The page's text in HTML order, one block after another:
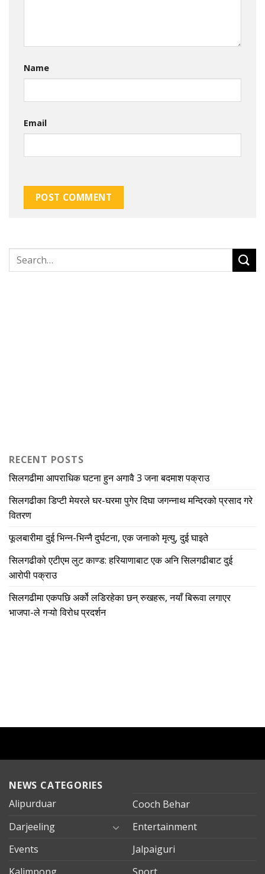
Name
Email
RECENT POSTS
सिलगढीमा आपराधिक घटना हुन अगावै 3 जना बदमाश पक्राउ
सिलगढीका डिप्टी मेयरले घर-घरमा पुगेर दिघा जगन्नाथ मन्दिरको प्रसाद गरे
वितरण
फूलबारीमा दुई भिन्न-भिन्नै दुर्घटना, एक जनाको मृत्यु, दुई घाइते
सिलगढीको एटीएम लुट काण्ड: हरियाणाबाट एक अनि सिलगढीबाट दुई
आरोपी पक्राउ
सिलगढीमा एकपछि अर्को लडिरहेका छन् रुखहरू, नयाँ बिरूवा लगाएर
भाजपा-ले गऱ्यो विरोध प्रदर्शन
NEWS CATEGORIES
Alipurduar
Cooch Behar
Darjeeling
Entertainment
Events
Jalpaiguri